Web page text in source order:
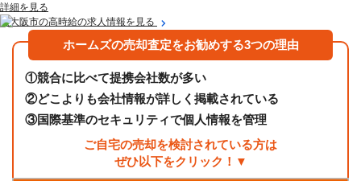
詳細を見る
東大阪市の高時給の求人情報を見る
ホームズの売却査定をお勧めする3つの理由
①競合に比べて提携会社数が多い
②どこよりも会社情報が詳しく掲載されている
③国際基準のセキュリティで個人情報を管理
ご自宅の売却を検討されている方は
ぜひ以下をクリック！▼